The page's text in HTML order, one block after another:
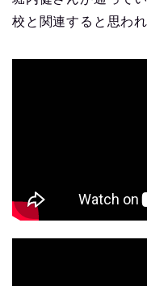
校と関連すると思わ